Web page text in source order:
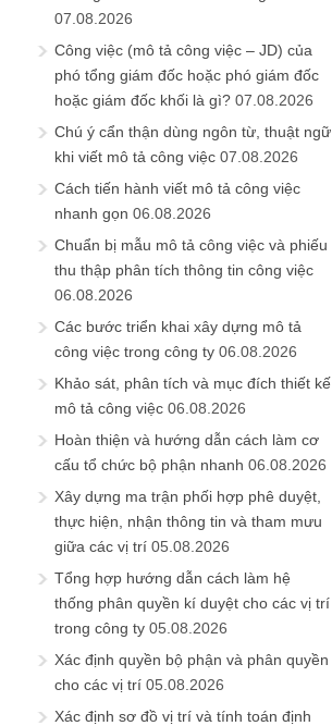
07.08.2026
Công việc (mô tả công việc – JD) của
phó tổng giám đốc hoặc phó giám đốc
hoặc giám đốc khối là gì? 07.08.2026
Chú ý cẩn thận dùng ngôn từ, thuật ngữ
khi viết mô tả công việc 07.08.2026
Cách tiến hành viết mô tả công việc
nhanh gọn 06.08.2026
Chuẩn bị mẫu mô tả công việc và phiếu
thu thập phân tích thông tin công việc
06.08.2026
Các bước triển khai xây dựng mô tả
công việc trong công ty 06.08.2026
Khảo sát, phân tích và mục đích thiết kế
mô tả công việc 06.08.2026
Hoàn thiện và hướng dẫn cách làm cơ
cấu tổ chức bộ phận nhanh 06.08.2026
Xây dựng ma trận phối hợp phê duyệt,
thực hiện, nhận thông tin và tham mưu
giữa các vị trí 05.08.2026
Tổng hợp hướng dẫn cách làm hệ
thống phân quyền kí duyệt cho các vị trí
trong công ty 05.08.2026
Xác định quyền bộ phận và phân quyền
cho các vị trí 05.08.2026
Xác định sơ đồ vị trí và tính toán định